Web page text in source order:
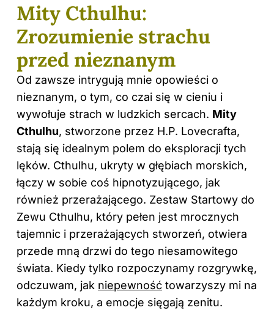
Mity Cthulhu:
Zrozumienie strachu
przed nieznanym
Od zawsze intrygują mnie opowieści o
nieznanym, o tym, co czai się w cieniu i
wywołuje strach w ludzkich sercach. Mity
Cthulhu, stworzone przez H.P. Lovecrafta,
stają się idealnym polem do eksploracji tych
lęków. Cthulhu, ukryty w głębiach morskich,
łączy w sobie coś hipnotyzującego, jak
również przerażającego. Zestaw Startowy do
Zewu Cthulhu, który pełen jest mrocznych
tajemnic i przerażających stworzeń, otwiera
przede mną drzwi do tego niesamowitego
świata. Kiedy tylko rozpoczynamy rozgrywkę,
odczuwam, jak niepewność towarzyszy mi na
każdym kroku, a emocje sięgają zenitu.